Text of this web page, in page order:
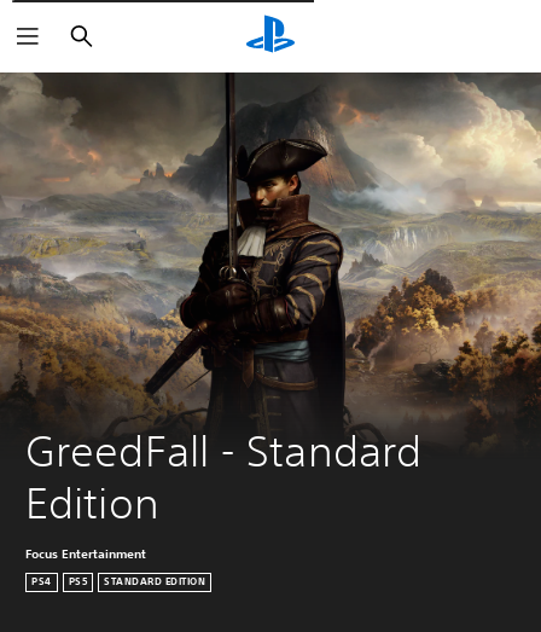
Pesquisar
GreedFall - Standard
Edition
Focus Entertainment
PS4 PS5 STANDARD EDITION